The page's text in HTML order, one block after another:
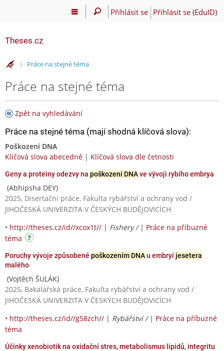
Přihlásit se Přihlásit se (EduID)
Theses.cz
>Práce na stejné téma
Práce na stejné téma
Zpět na vyhledávání
Práce na stejné téma (mají shodná klíčová slova):
Poškození DNA
Klíčová slova abecedně | Klíčová slova dle četnosti
Geny a proteiny odezvy na poškození DNAve vývoji rybího embrya
(Abhipsha DEY)
2025, Disertační práce, Fakulta rybářství a ochrany vod /
JIHOČESKÁ UNIVERZITA V ČESKÝCH BUDĚJOVICÍCH
• http://theses.cz/id//xcox1t// | Fishery / | Práce na příbuzné
téma
Poruchy vývoje způsobené poškozením DNAu embryí jesetera
malého
(Vojtěch ŠULÁK)
2025, Bakalářská práce, Fakulta rybářství a ochrany vod /
JIHOČESKÁ UNIVERZITA V ČESKÝCH BUDĚJOVICÍCH
• http://theses.cz/id//g58zch// | Rybářství / | Práce na příbuzné
téma
Účinky xenobiotik na oxidační stres, metabolismus lipidů, integritu